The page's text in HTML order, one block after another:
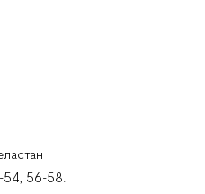
56-58.